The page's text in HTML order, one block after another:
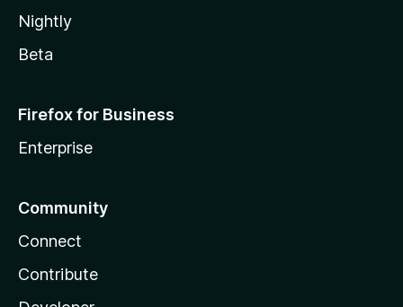
Nightly
Beta
Firefox for Business
Enterprise
Community
Connect
Contribute